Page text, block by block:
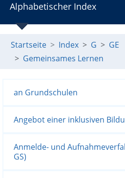
Alphabetischer Index
Startseite Index G
GE
Gemeinsames Lernen
an Grundschulen
Angebot einer inklusiven
Anmelde- und
GS)